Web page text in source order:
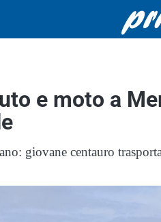
e moto a
giovane centauro